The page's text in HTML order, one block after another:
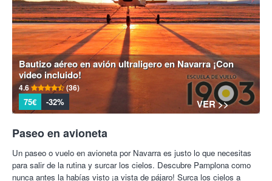
Bautizo aéreo en avión ultraligero en Navarra ¡Con
video incluido!
4.6 (36)
75€ -32% VER >>
Paseo en avioneta
Un paseo o vuelo en avioneta por Navarra es justo lo que necesitas
para salir de la rutina y surcar los cielos. Descubre Pamplona como
nunca antes la habías visto ¡a vista de pájaro! Surca los cielos a